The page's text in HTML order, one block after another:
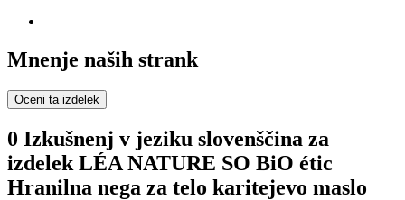
Mnenje naših strank
Oceni ta izdelek
0 Izkušnenj v jeziku slovenščina za
izdelek LÉA NATURE SO BiO étic
Hranilna nega za telo karitejevo maslo